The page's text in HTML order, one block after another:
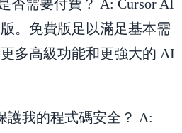
否需要付費？ A: Cursor AI
。免費版足以滿足基本需
多高級功能和更強大的 AI
護我的程式碼安全？ A: